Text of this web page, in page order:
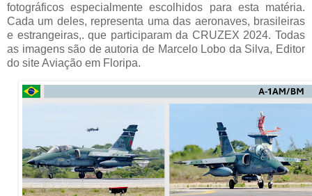
fotográficos especialmente escolhidos para esta matéria.
Cada um deles, representa uma das aeronaves, brasileiras
e estrangeiras,. que participaram da CRUZEX 2024. Todas
as imagens são de autoria de Marcelo Lobo da Silva, Editor
do site Aviação em Floripa.